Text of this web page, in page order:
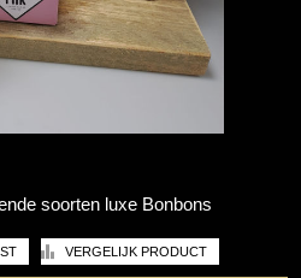
soorten luxe Bonbons